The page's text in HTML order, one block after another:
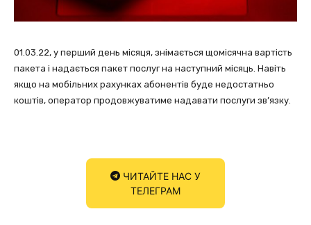
01.03.22, у перший день місяця, знімається щомісячна вартість
пакета і надається пакет послуг на наступний місяць. Навіть
якщо на мобільних рахунках абонентів буде недостатньо
коштів, оператор продовжуватиме надавати послуги зв’язку.
ЧИТАЙТЕ НАС У
ТЕЛЕГРАМ